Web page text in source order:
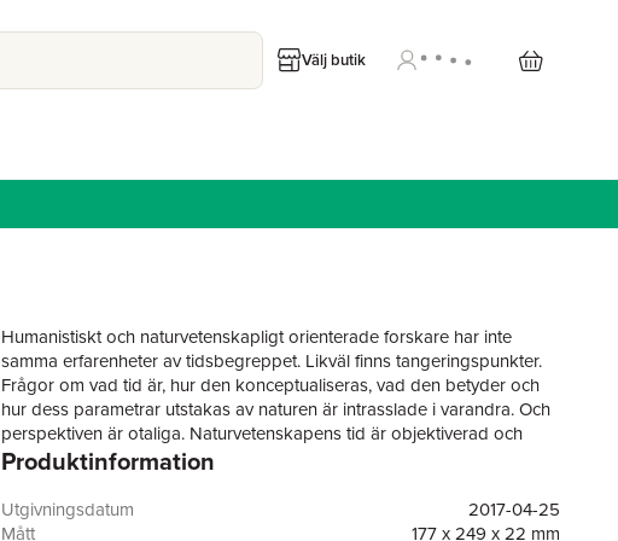
Välj butik
Humanistiskt och naturvetenskapligt orienterade forskare har inte
samma erfarenheter av tidsbegreppet. Likväl finns tangeringspunkter.
Frågor om vad tid är, hur den konceptualiseras, vad den betyder och
hur dess parametrar utstakas av naturen är intrasslade i varandra. Och
perspektiven är otaliga. Naturvetenskapens tid är objektiverad och
förrumsligad, medan litteraturen också fångar den tid vi som människor
upplevd tid är mångdimensionell och subjektiv, samtidigt som
livscykelns fysiologiska dimension genomsyrar våra sociala liv. I alla
Produktinformation
Utgivningsdatum
2017-04-25
Mått
177 x 249 x 22 mm